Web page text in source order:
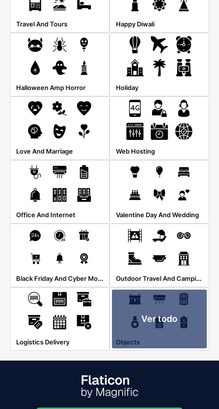
Travel And Tours Happy Diwali
Halloween Amp Horror Holiday
Love And Marriage Web Hosting
Office And Internet Valentine Day And Wedding
Black Friday And Cyber Monday Outdoor Travel And Camping
Logistics Delivery
Ver todo
Objects